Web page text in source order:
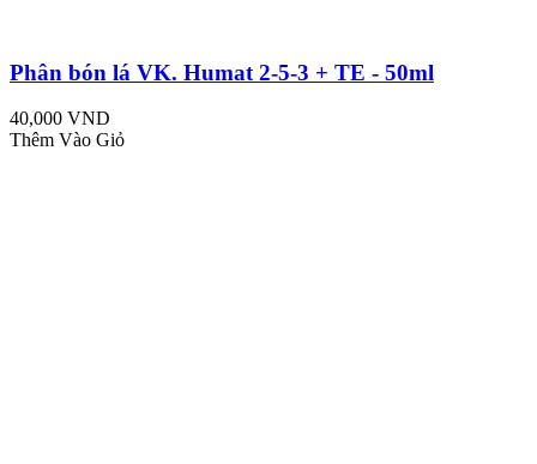
Phân bón lá VK. Humat 2-5-3 + TE - 50ml
40,000 VND
Thêm Vào Giỏ